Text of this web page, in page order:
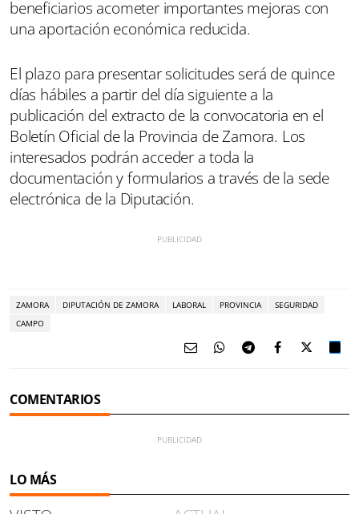
beneficiarios acometer importantes mejoras con
una aportación económica reducida.
El plazo para presentar solicitudes será de quince
días hábiles a partir del día siguiente a la
publicación del extracto de la convocatoria en el
Boletín Oficial de la Provincia de Zamora. Los
interesados podrán acceder a toda la
documentación y formularios a través de la sede
electrónica de la Diputación.
ZAMORA DIPUTACIÓN DE ZAMORA LABORAL PROVINCIA
SEGURIDAD
CAMPO
COMENTARIOS
LO MÁS